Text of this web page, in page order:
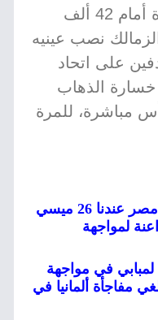
الذي يستضيفه ستاد القاهرة أمام 42 ألف
نصب عينيه
على اتحاد
خسارة الذهاب
مباشرة، للمرة
انفجار من إبراهيم حسن: في مصر عندنا 26 ميسي
لمواجهة
في مواجهة
مفاجأة ألمانيا في